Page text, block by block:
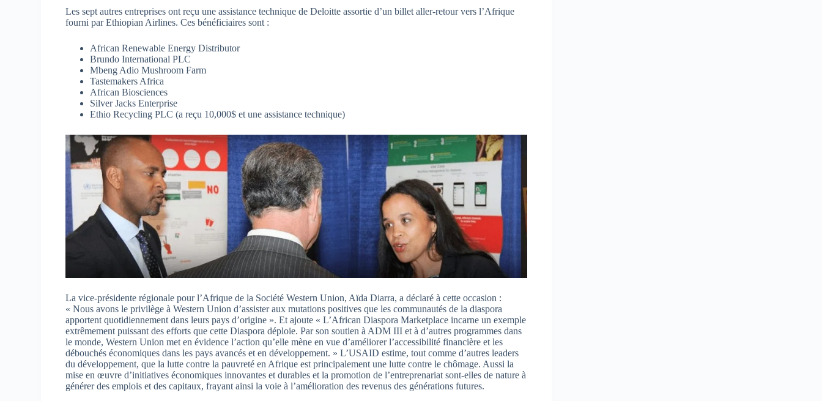
Les sept autres entreprises ont reçu une assistance technique de Deloitte assortie d’un billet aller-retour vers l’Afrique
fourni par Ethiopian Airlines. Ces bénéficiaires sont :
African Renewable Energy Distributor
Brundo International PLC
Mbeng Adio Mushroom Farm
Tastemakers Africa
African Biosciences
Silver Jacks Enterprise
Ethio Recycling PLC (a reçu 10,000$ et une assistance technique)
La vice-présidente régionale pour l’Afrique de la Société Western Union, Aïda Diarra, a déclaré à cette occasion :
« Nous avons le privilège à Western Union d’assister aux mutations positives que les communautés de la diaspora
apportent quotidiennement dans leurs pays d’origine ». Et ajoute « L’African Diaspora Marketplace incarne un exemple
extrêmement puissant des efforts que cette Diaspora déploie. Par son soutien à ADM III et à d’autres programmes dans
le monde, Western Union met en évidence l’action qu’elle mène en vue d’améliorer l’accessibilité financière et les
débouchés économiques dans les pays avancés et en développement. » L’USAID estime, tout comme d’autres leaders
du développement, que la lutte contre la pauvreté en Afrique est principalement une lutte contre le chômage. Aussi la
mise en œuvre d’initiatives économiques innovantes et durables et la promotion de l’entreprenariat sont-elles de nature à
générer des emplois et des capitaux, frayant ainsi la voie à l’amélioration des revenus des générations futures.